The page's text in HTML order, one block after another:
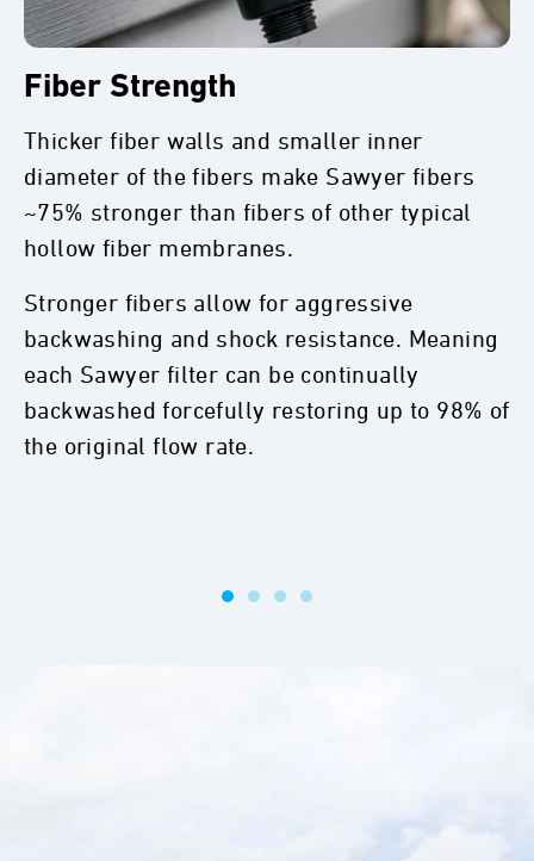
Fiber Strength
Thicker fiber walls and smaller inner
diameter of the fibers make Sawyer fibers
~75% stronger than fibers of other typical
hollow fiber membranes.
Stronger fibers allow for aggressive
backwashing and shock resistance. Meaning
each Sawyer filter can be continually
backwashed forcefully restoring up to 98% of
the original flow rate.